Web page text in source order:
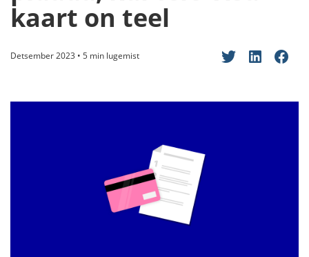
kaart on teel
Detsember 2023 • 5 min lugemist